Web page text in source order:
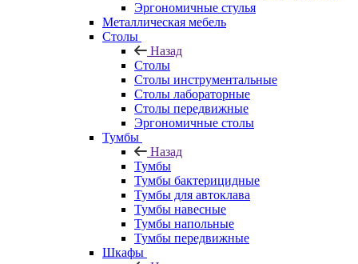
Эргономичные стулья
Металлическая мебель
Столы
Назад
Столы
Столы инструментальные
Столы лабораторные
Столы передвижные
Эргономичные столы
Тумбы
Назад
Тумбы
Тумбы бактерицидные
Тумбы для автоклава
Тумбы навесные
Тумбы напольные
Тумбы передвижные
Шкафы